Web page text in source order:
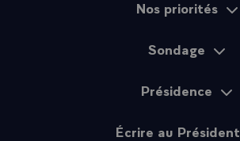
Nos priorités
Sondage
Présidence
Écrire au Président